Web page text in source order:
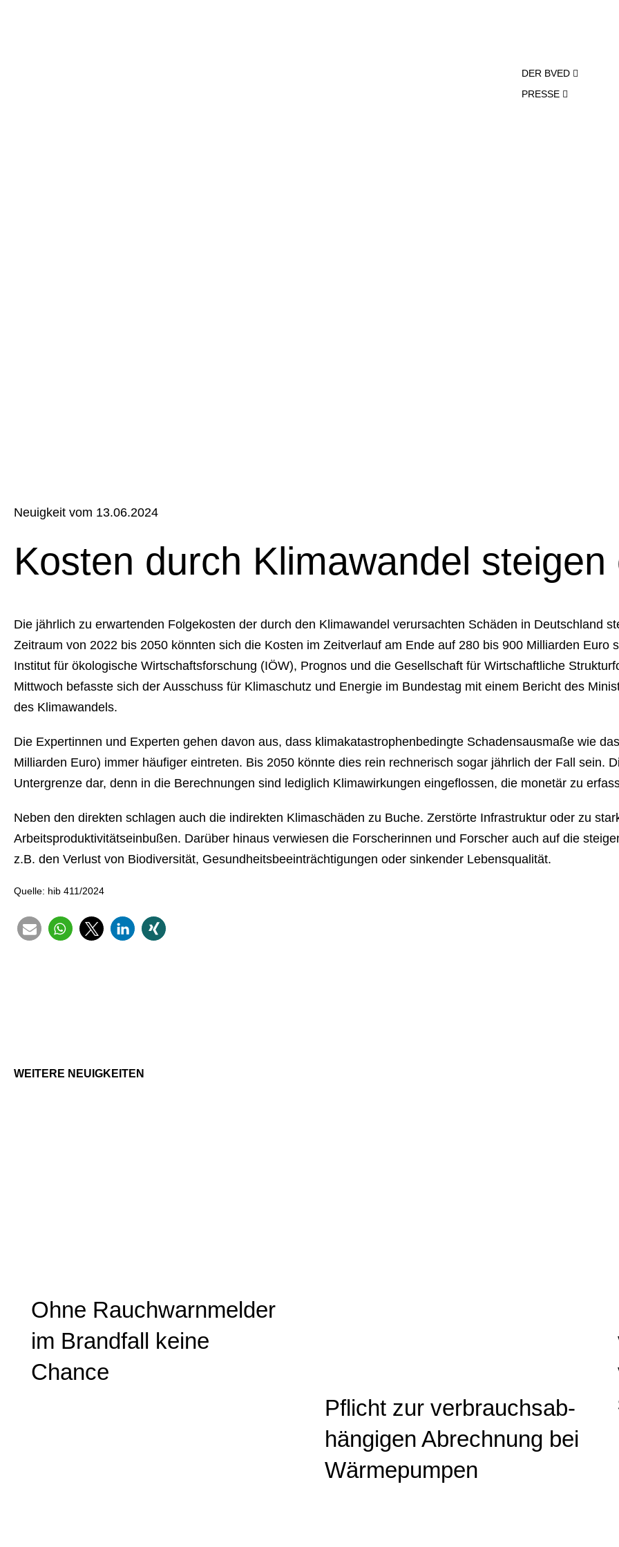
DER BVED
PRESSE
Neuigkeit vom 13.06.2024
Kosten durch Kli­ma­wan­del steigen
Die jährlich zu er­war­ten­den Fol­ge­kos­ten der durch den Kli­ma­wan­del ver­ur­sach­ten Schäden in Deutsch­land
Zeitraum von 2022 bis 2050 könnten sich die Kosten im Zeit­ver­lauf am Ende auf 280 bis 900 Milliarden Euro
Institut für öko­lo­gi­sche Wirt­schafts­for­schung (IÖW), Prognos und die Ge­sell­schaft für Wirt­schaft­li­che
Mittwoch befasste sich der Ausschuss für Kli­ma­schutz und Energie im Bundestag mit einem Bericht des
des Kli­ma­wan­dels.
Die Ex­per­tin­nen und Experten gehen davon aus, dass kli­ma­ka­ta­stro­phen­be­ding­te Scha­dens­aus­ma­ße wie
Milliarden Euro) immer häufiger eintreten. Bis 2050 könnte dies rein rech­ne­risch sogar jährlich der Fall sein.
Un­ter­gren­ze dar, denn in die Be­rech­nun­gen sind lediglich Kli­ma­wir­kun­gen ein­ge­flos­sen, die monetär zu
Neben den direkten schlagen auch die indirekten Kli­ma­schä­den zu Buche. Zerstörte In­fra­struk­tur oder zu
Ar­beits­pro­duk­ti­vi­täts­ein­bu­ßen. Darüber hinaus verwiesen die For­sche­rin­nen und Forscher auch auf die
z.B. den Verlust von Bio­di­ver­si­tät, Ge­sund­heits­be­ein­träch­ti­gun­gen oder sinkender Le­bens­qua­li­tät.
Quelle: hib 411/2024
WEITERE NEU­IG­KEI­TEN
Ohne Rauch­warn­mel­der
im Brandfall keine
Chance
Pflicht zur ver­brauchs­ab­
hän­gi­gen Abrechnung bei
Wär­me­pum­pen